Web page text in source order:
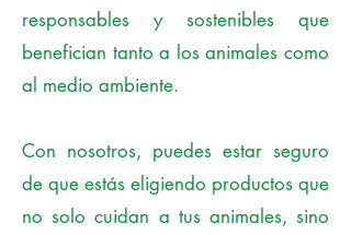
responsables y sostenibles que
benefician tanto a los animales como
al medio ambiente.
Con nosotros, puedes estar seguro
de que estás eligiendo productos que
no solo cuidan a tus animales, sino